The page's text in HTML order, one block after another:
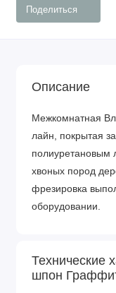
Поделиться
Описание
Межкомнатная
лайн, покрытая
полиуретановым
хвоных пород
фрезировка
оборудовании.
Технические
шпон